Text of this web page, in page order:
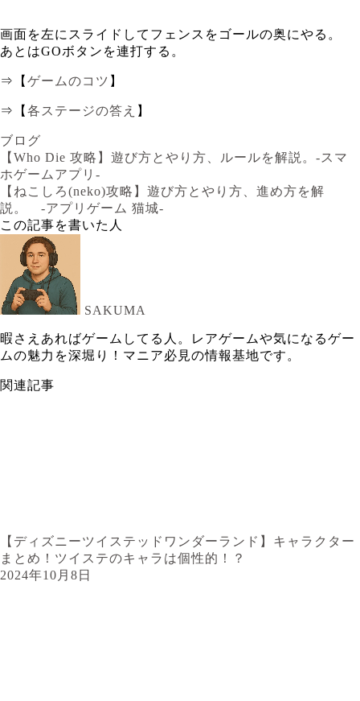
画面を左にスライドしてフェンスをゴールの奥にやる。
あとはGOボタンを連打する。
⇒【 ゲームのコツ 】
⇒【 各ステージの答え 】
ブログ
【Who Die 攻略】遊び方とやり方、ルールを解説。-スマ
ホゲームアプリ-
【ねこしろ(neko)攻略】遊び方とやり方、進め方を解
説。 -アプリゲーム 猫城-
この記事を書いた人
SAKUMA
暇さえあればゲームしてる人。レアゲームや気になるゲー
ムの魅力を深堀り！マニア必見の情報基地です。
関連記事
【ディズニーツイステッドワンダーランド】キャラクター
まとめ！ツイステのキャラは個性的！？
2024年10月8日